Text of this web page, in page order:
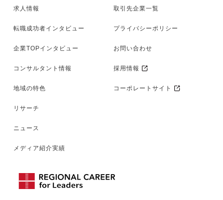
求人情報
転職成功者インタビュー
企業TOPインタビュー
コンサルタント情報
地域の特色
リサーチ
ニュース
メディア紹介実績
取引先企業一覧
プライバシーポリシー
お問い合わせ
採用情報
コーポレートサイト